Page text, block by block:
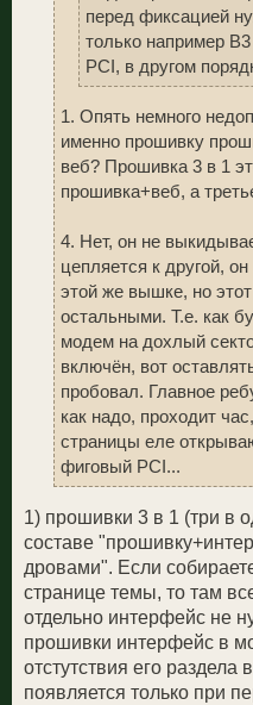
перед фиксацией
только например
PCI, в другом
1. Опять немного
именно прошивку
веб? Прошивка 3 в 1
прошивка+веб, а
4. Нет, он не
цепляется к другой,
этой же вышке, но
остальными. Т.е. как
модем на дохлый
включён, вот
пробовал. Главное
как надо, проходит
страницы еле
фиговый PCI...
1) прошивки 3 в 1 (три в
составе
дровами". Если
странице темы, то там
отдельно интерфейс не
прошивки интерфейс в
отстутствия его раздела
появляется только при